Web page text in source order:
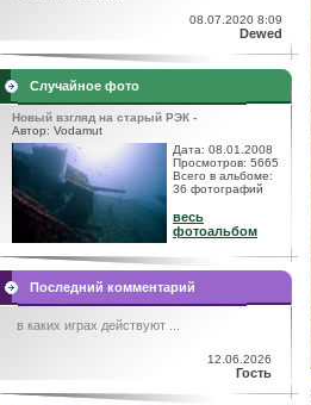
08.07.2020 8:09
Dewed
Случайное фото
Новый взгляд на старый РЭК -
Автор: Vodamut
Дата: 08.01.2008
Просмотров: 5665
Всего в альбоме:
36 фотографий
весь
фотоальбом
Последний комментарий
в каких играх действуют ...
12.06.2026
Гость